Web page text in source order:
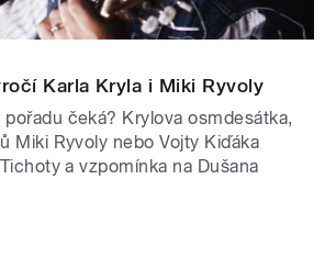
Karla Kryla i Miki Ryvoly
čeká? Krylova osmdesátka,
Miki Ryvoly nebo Vojty Kiďáka
a vzpomínka na Dušana